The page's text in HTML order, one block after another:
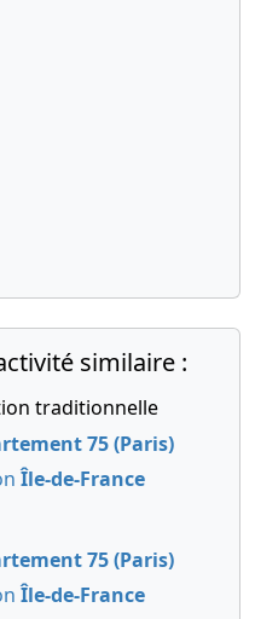
similaire :
traditionnelle
75 (Paris)
Île-de-France
75 (Paris)
Île-de-France